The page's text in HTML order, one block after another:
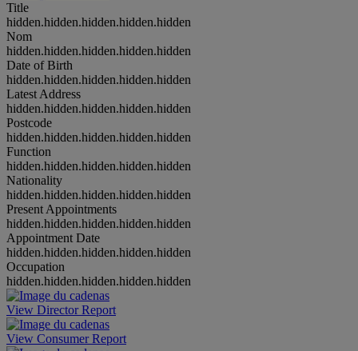
Title
hidden.hidden.hidden.hidden.hidden
Nom
hidden.hidden.hidden.hidden.hidden
Date of Birth
hidden.hidden.hidden.hidden.hidden
Latest Address
hidden.hidden.hidden.hidden.hidden
Postcode
hidden.hidden.hidden.hidden.hidden
Function
hidden.hidden.hidden.hidden.hidden
Nationality
hidden.hidden.hidden.hidden.hidden
Present Appointments
hidden.hidden.hidden.hidden.hidden
Appointment Date
hidden.hidden.hidden.hidden.hidden
Occupation
hidden.hidden.hidden.hidden.hidden
View Director Report
View Consumer Report